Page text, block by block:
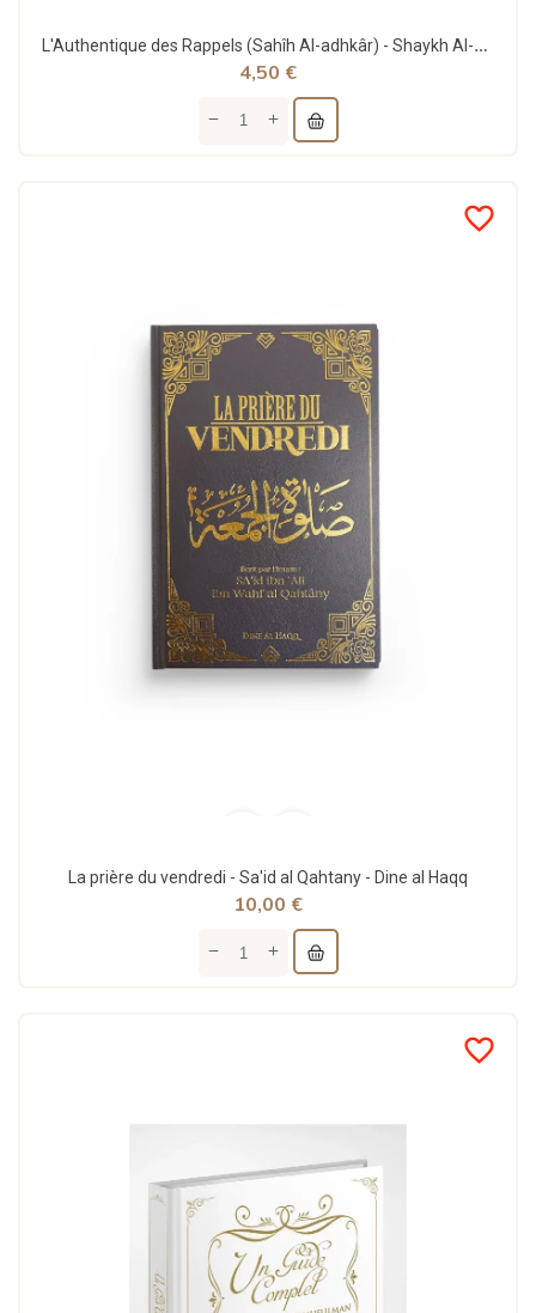
L'Authentique des Rappels (Sahîh Al-adhkâr) - Shaykh Al-Albânî - Dine Al Haqq
4,50 €
favorite_border
La prière du vendredi - Sa'id al Qahtany - Dine al Haqq
10,00 €
favorite_border